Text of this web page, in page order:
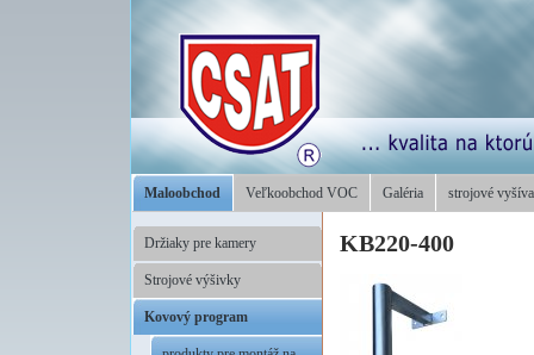
Maloobchod Veľkoobchod VOC Galéria strojové
Držiaky pre kamery
Strojové výšivky
Kovový program
KB220-400